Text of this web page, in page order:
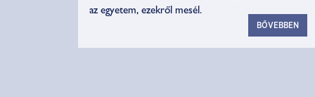
az egyetem, ezekről mesél.
BŐVEBBEN